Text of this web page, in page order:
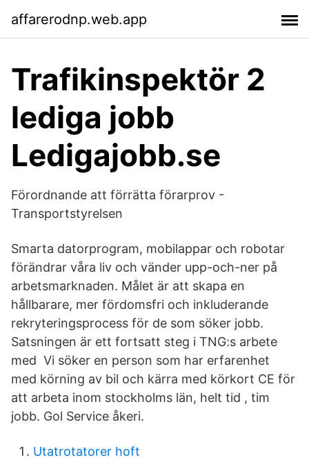
affarerodnp.web.app
Trafikinspektör 2
lediga jobb
Ledigajobb.se
Förordnande att förrätta förarprov -
Transportstyrelsen
Smarta datorprogram, mobilappar och robotar
förändrar våra liv och vänder upp-och-ner på
arbetsmarknaden. Målet är att skapa en
hållbarare, mer fördomsfri och inkluderande
rekryteringsprocess för de som söker jobb.
Satsningen är ett fortsatt steg i TNG:s arbete
med Vi söker en person som har erfarenhet
med körning av bil och kärra med körkort CE för
att arbeta inom stockholms län, helt tid , tim
jobb. Gol Service åkeri.
Utatrotatorer hoft